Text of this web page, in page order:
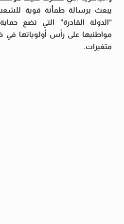
يبعث برسالة طمأنة قوية
“الدولة القادرة” التي تضع
مواطنيها على رأس أولوياتها
متغيرات.